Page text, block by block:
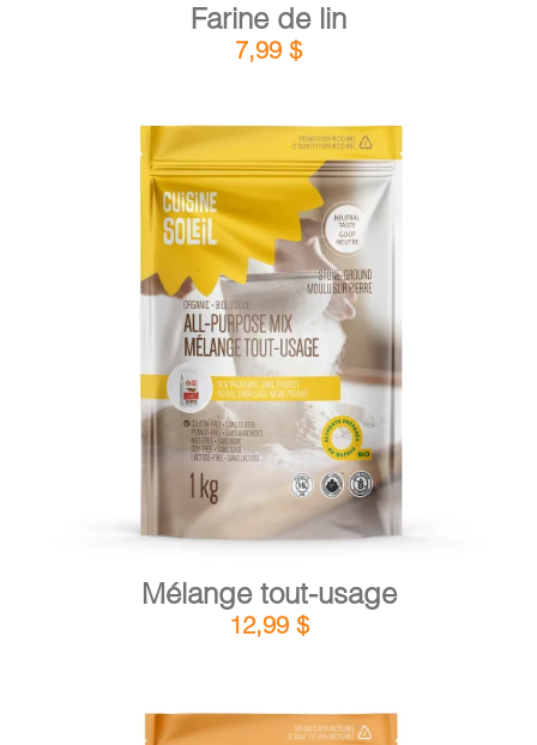
Farine de lin
7,99 $
AJOUTER AU PANIER / DÉTAILS
Mélange tout-usage
12,99 $